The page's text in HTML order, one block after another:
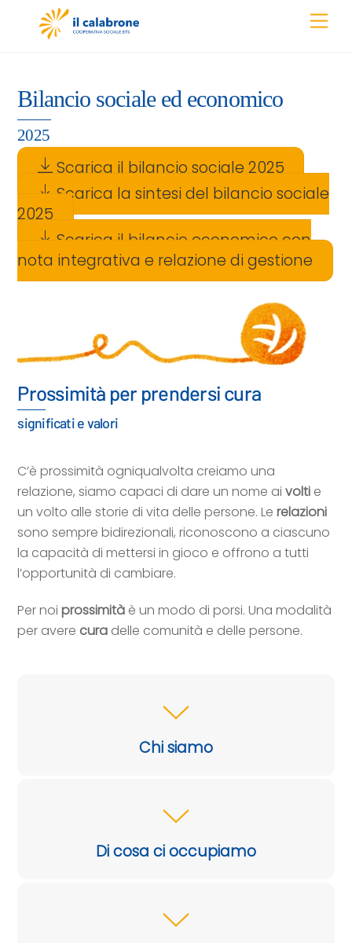
Bilancio sociale ed economico
2025
Scarica il bilancio sociale 2025
Scarica la sintesi del bilancio sociale
2025
Scarica il bilancio economico con
nota integrativa e relazione di gestione
Prossimità per prendersi cura
significati e valori
C’è prossimità ogniqualvolta creiamo una
relazione, siamo capaci di dare un nome aivolti e
un volto alle storie di vita delle persone. Lerelazioni
sono sempre bidirezionali, riconoscono a ciascuno
la capacità di mettersi in gioco e offrono a tutti
l’opportunità di cambiare.
Per noiprossimità è un modo di porsi. Una modalità
per avere cura delle comunità e delle persone.
Chi siamo
Di cosa ci occupiamo